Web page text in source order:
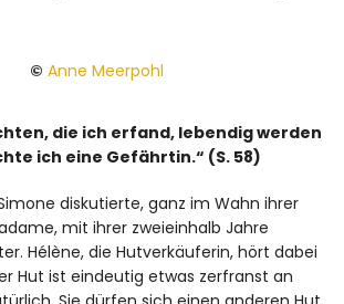
© Anne Meerpohl
die ich erfand, lebendig werden
ich eine Gefährtin.“ (S. 58)
diskutierte, ganz im Wahn ihrer
mit ihrer zweieinhalb Jahre
Hélène, die Hutverkäuferin, hört dabei
Hut ist eindeutig etwas zerfranst an